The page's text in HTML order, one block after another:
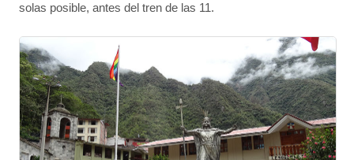
solas posible, antes del tren de las 11.